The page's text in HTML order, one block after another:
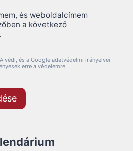
és weboldalcímem
a következő
védi, és a Google adatvédelmi irányelvei
erre a védelemre.